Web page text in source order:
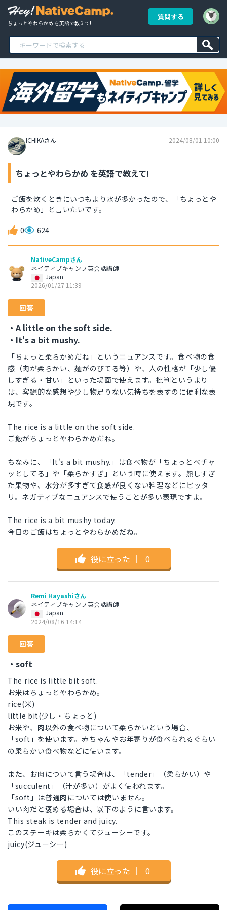
ちょっとやわらかめ を英語で教えて!
質問する
ICHIKAさん 2024/08/01 10:00
ちょっとやわらかめ を英語で教えて!
ご飯を炊くときにいつもより水が多かったので、「ちょっとや
わらかめ」と言いたいです。
0 624
NativeCampさん
ネイティブキャンプ英会話講師
Japan
2026/01/27 11:39
回答
・A little on the soft side.
・It's a bit mushy.
「ちょっと柔らかめだね」というニュアンスです。食べ物の食
感（肉が柔らかい、麺がのびてる等）や、人の性格が「少し優
しすぎる・甘い」といった場面で使えます。批判というより
は、客観的な感想や少し物足りない気持ちを表すのに便利な表
現です。
The rice is a little on the soft side.
ご飯がちょっとやわらかめだね。
ちなみに、「It's a bit mushy.」は食べ物が「ちょっとベチャ
ッとしてる」や「柔らかすぎ」という時に使えます。熟しすぎ
た果物や、水分が多すぎて食感が良くない料理などにピッタ
リ。ネガティブなニュアンスで使うことが多い表現ですよ。
The rice is a bit mushy today.
今日のご飯はちょっとやわらかめだね。
役に立った ｜ 0
Remi Hayashiさん
ネイティブキャンプ英会話講師
Japan
2024/08/16 14:14
回答
・soft
The rice is little bit soft.
お米はちょっとやわらかめ。
rice(米)
little bit(少し・ちょっと)
お米や、肉以外の食べ物について柔らかいという場合、
「soft」を使います。赤ちゃんやお年寄りが食べられるぐらい
の柔らかい食べ物などに使います。
また、お肉について言う場合は、「tender」（柔らかい）や
「succulent」（汁が多い）がよく使われます。
「soft」は普通肉については使いません。
いい肉だと褒める場合は、以下のように言います。
This steak is tender and juicy.
このステーキは柔らかくてジューシーです。
juicy(ジューシー)
役に立った ｜ 0